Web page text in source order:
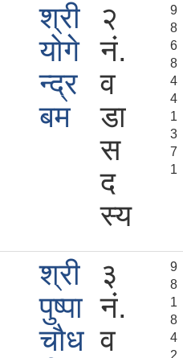
श्री
योगे
न्द्र
बम
२
नं.
व
डा
स
द
स्य
9
8
6
8
4
4
1
3
7
1
श्री
पुष्पा
चौध
३
नं.
व
9
8
1
8
4